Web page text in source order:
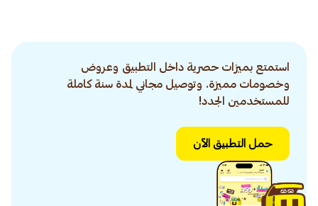
استمتع بميزات حصرية داخل التطبيق وعروض
وخصومات مميزة. وتوصيل مجاني لمدة سنة كاملة
للمستخدمين الجدد!
حمل التطبيق الآن